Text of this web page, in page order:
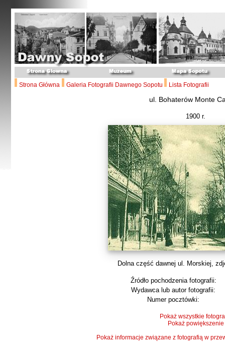
Strona Główna Galeria Fotografii Dawnego Sopotu Lista Fotografii
ul. Bohaterów Monte
1900 r.
Dolna część dawnej ul. Morskiej,
Źródło pochodzenia fotografii:
Wydawca lub autor fotografii:
Numer pocztówki:
Pokaż wszystkie
Pokaż powiększenie
Pokaż informacje związane z fotografią w